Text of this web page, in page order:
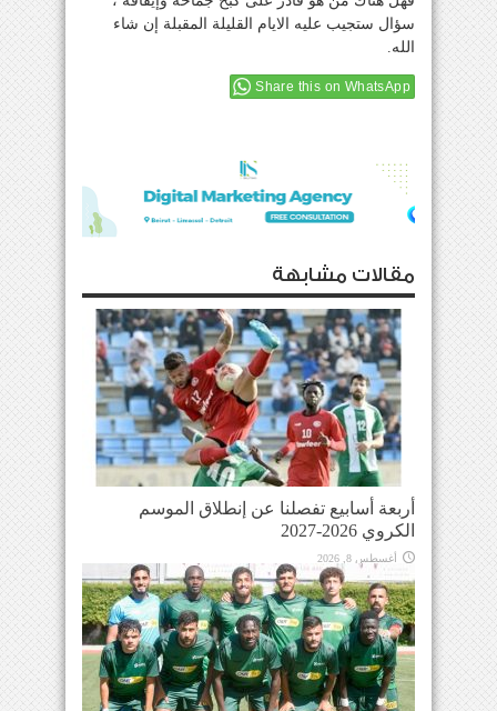
سؤال ستجيب عليه الايام القليلة المقبلة إن شاء
الله.
Share this on WhatsApp
مقالات مشابهة
أربعة أسابيع تفصلنا عن إنطلاق الموسم
الكروي 2026-2027
أغسطس 8, 2026